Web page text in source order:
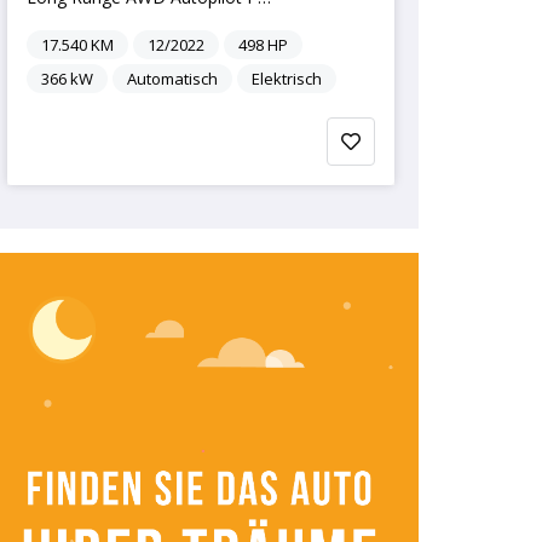
17.540KM 12/2022 498HP
366kW Automatisch Elektrisch